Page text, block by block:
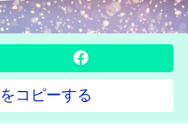
コピーする